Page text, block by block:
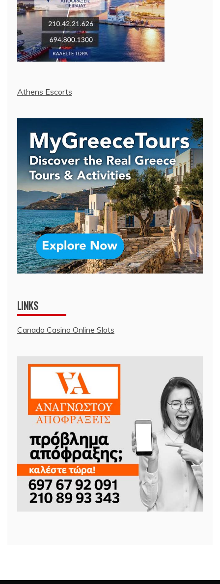
Athens Escorts
LINKS
Canada Casino Online Slots